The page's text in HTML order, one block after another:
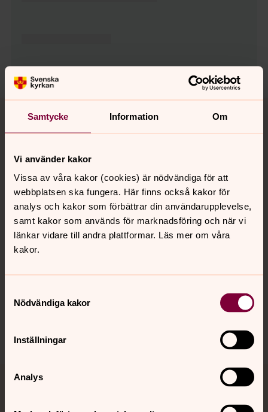
Samtycke Information Om
Vi använder kakor
Vissa av våra kakor (cookies) är nödvändiga för att
webbplatsen ska fungera. Här finns också kakor för
analys och kakor som förbättrar din användarupplevelse,
samt kakor som används för marknadsföring och när vi
länkar vidare till andra plattformar. Läs mer om våra
kakor.
Nödvändiga kakor
Inställningar
Analys
Tillbaka till toppen
Tillbaka till innehållet
Kontakt
Kalender
Hitta snabbt
Sociala kanaler